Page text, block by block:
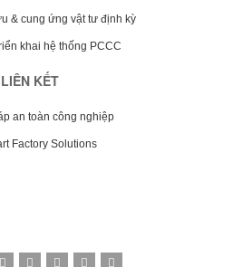
& cung ứng vật tư định kỳ
khai hệ thống PCCC
LIÊN KẾT
an toàn công nghiệp
Factory Solutions